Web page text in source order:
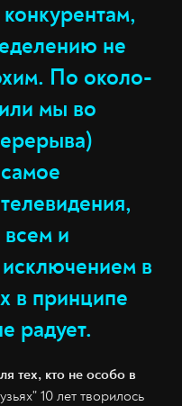
не
По около-
мы во
,
и
в
в принципе
радует.
тех, кто не особо в
10 лет творилось